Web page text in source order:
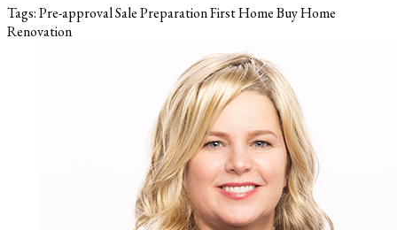
Tags:Pre-approvalSale PreparationFirst HomeBuy Home
Renovation